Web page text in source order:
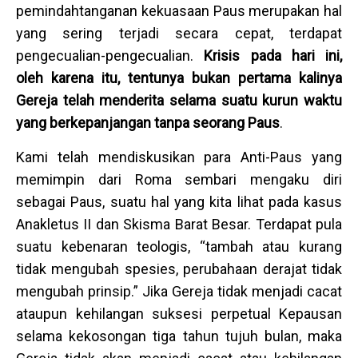
pemindahtanganan kekuasaan Paus merupakan hal
yang sering terjadi secara cepat, terdapat
pengecualian-pengecualian. Krisis pada hari ini,
oleh karena itu, tentunya bukan pertama kalinya
Gereja telah menderita selama suatu kurun waktu
yang berkepanjangan tanpa seorang Paus.
Kami telah mendiskusikan para Anti-Paus yang
memimpin dari Roma sembari mengaku diri
sebagai Paus, suatu hal yang kita lihat pada kasus
Anakletus II dan Skisma Barat Besar. Terdapat pula
suatu kebenaran teologis, “tambah atau kurang
tidak mengubah spesies, perubahaan derajat tidak
mengubah prinsip.” Jika Gereja tidak menjadi cacat
ataupun kehilangan suksesi perpetual Kepausan
selama kekosongan tiga tahun tujuh bulan, maka